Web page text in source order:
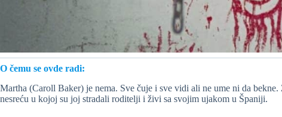
O čemu se ovde radi:
Martha (Caroll Baker) je nema. Sve čuje i sve vidi ali ne ume ni da
nesreću u kojoj su joj stradali roditelji i živi sa svojim ujakom u Španiji.